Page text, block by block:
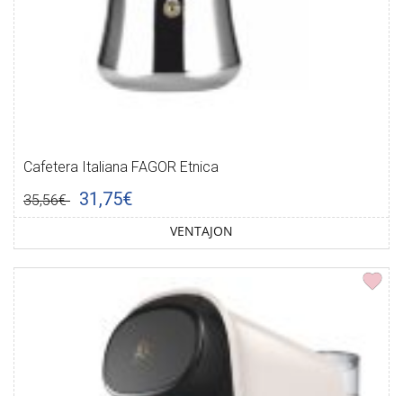
Cafetera Italiana FAGOR Etnica
35,56€ 31,75€
VENTAJON